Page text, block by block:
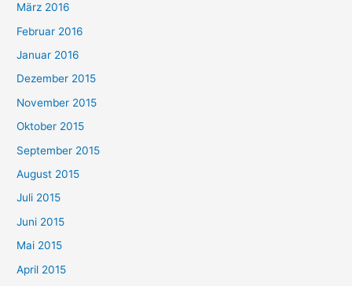
März 2016
Februar 2016
Januar 2016
Dezember 2015
November 2015
Oktober 2015
September 2015
August 2015
Juli 2015
Juni 2015
Mai 2015
April 2015